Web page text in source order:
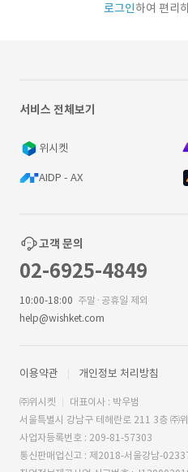
로그인하여 편리
서비스 전체보기
위시켓
AIDP - AX
고객 문의
02-6925-4849
10:00-18:00 주말·공휴일 제외
help@wishket.com
이용약관 개인정보 처리방침
㈜위시켓
대표이사 : 박우범
서울특별시 강남구 테헤란로 211 3층 ㈜
사업자등록번호 : 209-81-57303
통신판매업신고 : 제2018-서울강남-